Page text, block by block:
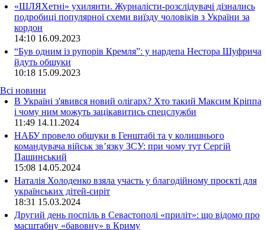
«ШЛЯХетні» ухилянти. Журналісти-розслідувачі дізнались
подробиці популярної схеми виїзду чоловіків з України за
кордон
14:10 16.09.2023
“Був одним із рупорів Кремля”: у нардепа Нестора Шуфрича
йдуть обшуки
10:18 15.09.2023
Всі новини
В Україні з'явився новий олігарх? Хто такий Максим Кріппа
і чому ним можуть зацікавитись спецслужби
11:49 14.11.2024
НАБУ провело обшуки в Генштабі та у колишнього
командувача військ зв’язку ЗСУ: при чому тут Сергій
Пашинський
15:08 14.05.2024
Наталія Холоденко взяла участь у благодійному проєкті для
українських дітей-сиріт
18:31 15.03.2024
Другий день поспіль в Севастополі «приліт»: що відомо про
масштабну «бавовну» в Криму